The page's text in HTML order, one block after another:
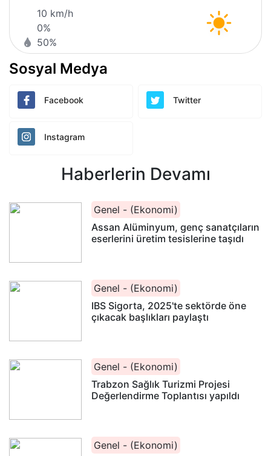
10 km/h
0%
50%
Sosyal Medya
Facebook Twitter
Instagram
Haberlerin Devamı
Genel - (Ekonomi)
Assan Alüminyum, genç sanatçıların
eserlerini üretim tesislerine taşıdı
Genel - (Ekonomi)
IBS Sigorta, 2025'te sektörde öne
çıkacak başlıkları paylaştı
Genel - (Ekonomi)
Trabzon Sağlık Turizmi Projesi
Değerlendirme Toplantısı yapıldı
Genel - (Ekonomi)